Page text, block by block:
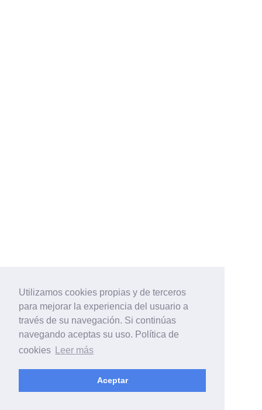
Utilizamos cookies propias y de terceros
para mejorar la experiencia del usuario a
través de su navegación. Si continúas
navegando aceptas su uso. Política de
cookies
Leer más
Aceptar